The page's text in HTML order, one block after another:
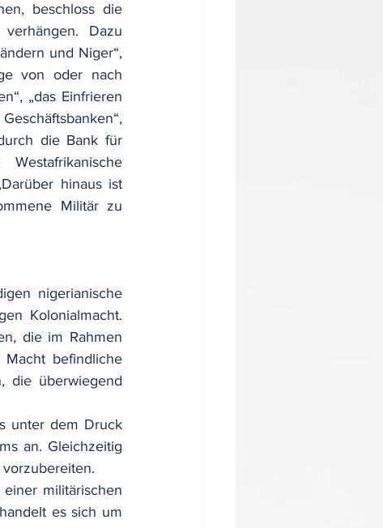
beschloss die
Dazu
und Niger“,
von oder nach
„das Einfrieren
die Bank für
hinaus ist
Militär zu
nigerianische
Kolonialmacht.
die im Rahmen
befindliche
die überwiegend
unter dem Druck
an. Gleichzeitig
militärischen
es sich um